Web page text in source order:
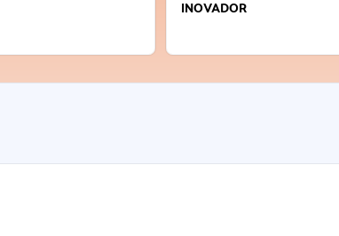
INOVADOR